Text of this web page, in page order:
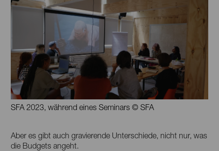
SFA 2023, während eines Seminars © SFA
Aber es gibt auch gravierende Unterschiede, nicht nur, was
die Budgets angeht.